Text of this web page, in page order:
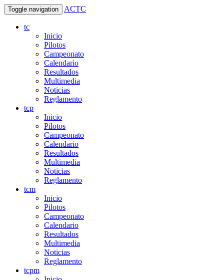
Toggle navigation ACTC
tc
Inicio
Pilotos
Campeonato
Calendario
Resultados
Multimedia
Noticias
Reglamento
tcp
Inicio
Pilotos
Campeonato
Calendario
Resultados
Multimedia
Noticias
Reglamento
tcm
Inicio
Pilotos
Campeonato
Calendario
Resultados
Multimedia
Noticias
Reglamento
tcpm